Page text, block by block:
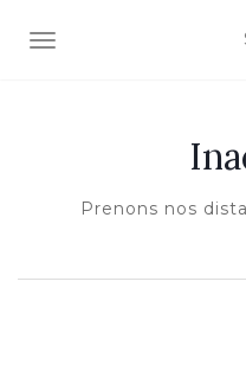
AFFICHER/MASQUER
Prenons nos